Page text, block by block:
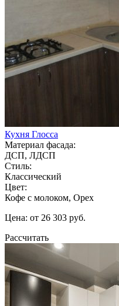
Кухня Глосса
Материал фасада:
ДСП, ЛДСП
Стиль:
Классический
Цвет:
Кофе с молоком, Орех
Цена: от 26 303 руб.
Рассчитать